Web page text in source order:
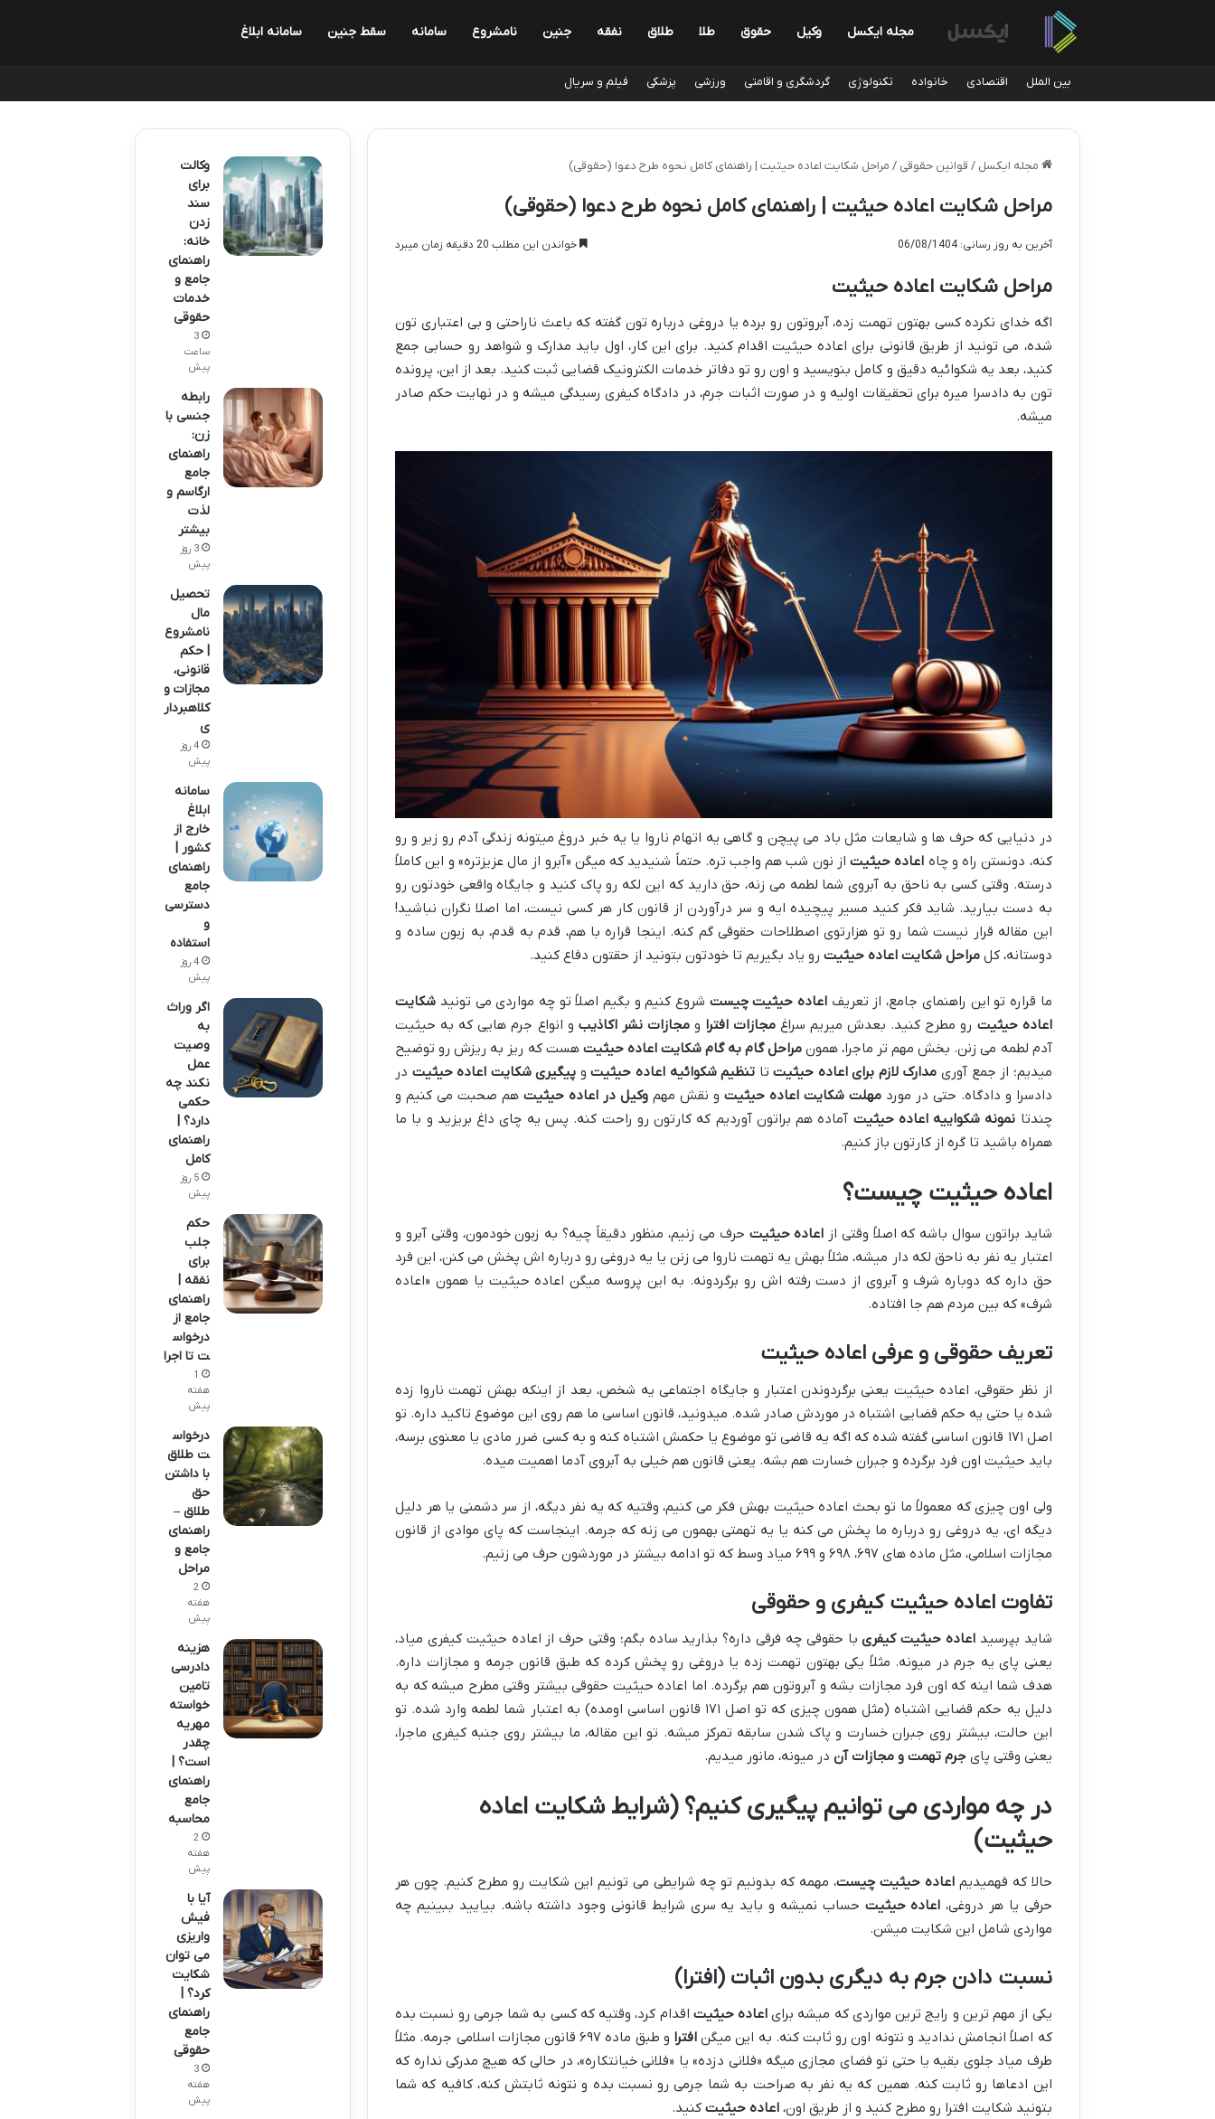
مجله ایکسل وکیل حقوق طلا طلاق نفقه جنین نامشروع سامانه سقط جنین سامانه ابلاغ
بین الملل اقتصادی خانواده تکنولوژی گردشگری و اقامتی ورزشی پزشکی فیلم و سریال
مجله ایکسل / قوانین حقوقی / مراحل شکایت اعاده حیثیت | راهنمای کامل نحوه طرح دعوا (حقوقی)
مراحل شکایت اعاده حیثیت | راهنمای کامل نحوه طرح دعوا (حقوقی)
آخرین به روز رسانی: 06/08/1404 خواندن این مطلب 20 دقیقه زمان میبرد
مراحل شکایت اعاده حیثیت
اگه خدای نکرده کسی بهتون تهمت زده، آبروتون رو برده یا دروغی درباره تون گفته که باعث ناراحتی و بی اعتباری تون
شده، می تونید از طریق قانونی برای اعاده حیثیت اقدام کنید. برای این کار، اول باید مدارک و شواهد رو حسابی جمع
کنید، بعد یه شکوائیه دقیق و کامل بنویسید و اون رو تو دفاتر خدمات الکترونیک قضایی ثبت کنید. بعد از این، پرونده
تون به دادسرا میره برای تحقیقات اولیه و در صورت اثبات جرم، در دادگاه کیفری رسیدگی میشه و در نهایت حکم صادر
میشه.
در دنیایی که حرف ها و شایعات مثل باد می پیچن و گاهی یه اتهام ناروا یا یه خبر دروغ میتونه زندگی آدم رو زیر و رو
کنه، دونستن راه و چاه اعاده حیثیتاز نون شب هم واجب تره. حتماً شنیدید که میگن «آبرو از مال عزیزتره» و این کاملاً
درسته. وقتی کسی به ناحق به آبروی شما لطمه می زنه، حق دارید که این لکه رو پاک کنید و جایگاه واقعی خودتون رو
به دست بیارید. شاید فکر کنید مسیر پیچیده ایه و سر درآوردن از قانون کار هر کسی نیست، اما اصلا نگران نباشید!
این مقاله قرار نیست شما رو تو هزارتوی اصطلاحات حقوقی گم کنه. اینجا قراره با هم، قدم به قدم، به زبون ساده و
دوستانه، کلمراحل شکایت اعاده حیثیت رو یاد بگیریم تا خودتون بتونید از حقتون دفاع کنید.
ما قراره تو این راهنمای جامع، از تعریف اعاده حیثیت چیست شروع کنیم و بگیم اصلاً تو چه مواردی می تونید شکایت
اعاده حیثیت رو مطرح کنید. بعدش میریم سراغ مجازات افترا ومجازات نشر اکاذیب و انواع جرم هایی که به حیثیت
آدم لطمه می زنن. بخش مهم تر ماجرا، همون مراحل گام به گام شکایت اعاده حیثیت هست که ریز به ریزش رو توضیح
میدیم؛ از جمع آوری مدارک لازم برای اعاده حیثیتتا تنظیم شکوائیه اعاده حیثیتو پیگیری شکایت اعاده حیثیت در
دادسرا و دادگاه. حتی در موردمهلت شکایت اعاده حیثیت و نقش مهموکیل در اعاده حیثیتهم صحبت می کنیم و
چندتا نمونه شکواییه اعاده حیثیت آماده هم براتون آوردیم که کارتون رو راحت کنه. پس یه چای داغ بریزید و با ما
همراه باشید تا گره از کارتون باز کنیم.
اعاده حیثیت چیست؟
شاید براتون سوال باشه که اصلاً وقتی از اعاده حیثیت حرف می زنیم، منظور دقیقاً چیه؟ به زبون خودمون، وقتی آبرو و
اعتبار یه نفر به ناحق لکه دار میشه، مثلاً بهش یه تهمت ناروا می زنن یا یه دروغی رو درباره اش پخش می کنن، این فرد
حق داره که دوباره شرف و آبروی از دست رفته اش رو برگردونه. به این پروسه میگن اعاده حیثیت یا همون «اعاده
شرف» که بین مردم هم جا افتاده.
تعریف حقوقی و عرفی اعاده حیثیت
از نظر حقوقی، اعاده حیثیت یعنی برگردوندن اعتبار و جایگاه اجتماعی یه شخص، بعد از اینکه بهش تهمت ناروا زده
شده یا حتی یه حکم قضایی اشتباه در موردش صادر شده. میدونید، قانون اساسی ما هم روی این موضوع تاکید داره. تو
اصل ۱۷۱ قانون اساسی گفته شده که اگه یه قاضی تو موضوع یا حکمش اشتباه کنه و به کسی ضرر مادی یا معنوی برسه،
باید حیثیت اون فرد برگرده و جبران خسارت هم بشه. یعنی قانون هم خیلی به آبروی آدما اهمیت میده.
ولی اون چیزی که معمولاً ما تو بحث اعاده حیثیت بهش فکر می کنیم، وقتیه که یه نفر دیگه، از سر دشمنی یا هر دلیل
دیگه ای، یه دروغی رو درباره ما پخش می کنه یا یه تهمتی بهمون می زنه که جرمه. اینجاست که پای موادی از قانون
مجازات اسلامی، مثل ماده های ۶۹۷، ۶۹۸ و ۶۹۹ میاد وسط که تو ادامه بیشتر در موردشون حرف می زنیم.
تفاوت اعاده حیثیت کیفری و حقوقی
شاید بپرسیداعاده حیثیت کیفریبا حقوقی چه فرقی داره؟ بذارید ساده بگم؛ وقتی حرف از اعاده حیثیت کیفری میاد،
یعنی پای یه جرم در میونه. مثلاً یکی بهتون تهمت زده یا دروغی رو پخش کرده که طبق قانون جرمه و مجازات داره.
هدف شما اینه که اون فرد مجازات بشه و آبروتون هم برگرده. اما اعاده حیثیت حقوقی بیشتر وقتی مطرح میشه که به
دلیل یه حکم قضایی اشتباه (مثل همون چیزی که تو اصل ۱۷۱ قانون اساسی اومده) به اعتبار شما لطمه وارد شده. تو
این حالت، بیشتر روی جبران خسارت و پاک شدن سابقه تمرکز میشه. تو این مقاله، ما بیشتر روی جنبه کیفری ماجرا،
یعنی وقتی پایجرم تهمت و مجازات آن در میونه، مانور میدیم.
در چه مواردی می توانیم پیگیری کنیم؟ (شرایط شکایت اعاده
حیثیت)
حالا که فهمیدیماعاده حیثیت چیست، مهمه که بدونیم تو چه شرایطی می تونیم این شکایت رو مطرح کنیم. چون هر
حرفی یا هر دروغی، اعاده حیثیت حساب نمیشه و باید یه سری شرایط قانونی وجود داشته باشه. بیایید ببینیم چه
مواردی شامل این شکایت میشن.
نسبت دادن جرم به دیگری بدون اثبات (افترا)
یکی از مهم ترین و رایج ترین مواردی که میشه برای اعاده حیثیت اقدام کرد، وقتیه که کسی به شما جرمی رو نسبت بده
که اصلاً انجامش ندادید و نتونه اون رو ثابت کنه. به این میگن افترا
و طبق ماده ۶۹۷ قانون مجازات اسلامی جرمه. مثلاً
طرف میاد جلوی بقیه یا حتی تو فضای مجازی میگه «فلانی دزده» یا «فلانی خیانتکاره»، در حالی که هیچ مدرکی نداره که
این ادعاها رو ثابت کنه. همین که یه نفر به صراحت به شما جرمی رو نسبت بده و نتونه ثابتش کنه، کافیه که شما
بتونید شکایت افترا رو مطرح کنید و از طریق اون،اعاده حیثیت کنید.
وکالت
برای
سند
زدن
خانه:
راهنمای
جامع و
خدمات
حقوقی
3
ساعت
پیش
رابطه
جنسی با
زن:
راهنمای
جامع
ارگاسم و
لذت
بیشتر
3 روز
پیش
تحصیل
مال
نامشروع
| حکم
قانونی،
مجازات و
کلاهبردار
ی
4 روز
پیش
سامانه
ابلاغ
خارج از
کشور |
راهنمای
جامع
دسترسی
و
استفاده
4 روز
پیش
اگر وراث
به
وصیت
عمل
نکند چه
حکمی
دارد؟ |
راهنمای
کامل
5 روز
پیش
حکم
جلب
برای
نفقه |
راهنمای
جامع از
درخواس
ت تا اجرا
1
هفته
پیش
درخواس
ت طلاق
با داشتن
حق
طلاق –
راهنمای
جامع و
مراحل
2
هفته
پیش
هزینه
دادرسی
تامین
خواسته
مهریه
چقدر
است؟ |
راهنمای
جامع
محاسبه
2
هفته
پیش
آیا با
فیش
واریزی
می توان
شکایت
کرد؟ |
راهنمای
جامع
حقوقی
3
هفته
پیش